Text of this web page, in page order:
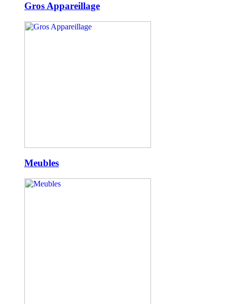
Gros Appareillage
Meubles